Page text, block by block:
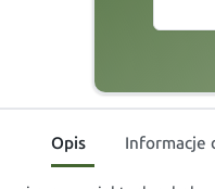
Opis Informacje